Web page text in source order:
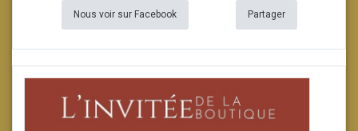
Nous voir sur Facebook Partager